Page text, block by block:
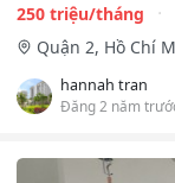
250 triệu/tháng
Quận 2, Hồ Chí
hannah tran
Đăng 2 năm